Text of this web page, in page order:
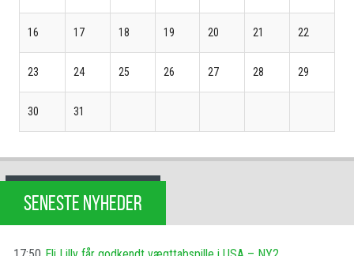
16 17 18 19 20 21 22
23 24 25 26 27 28 29
30 31
SENESTE NYHEDER